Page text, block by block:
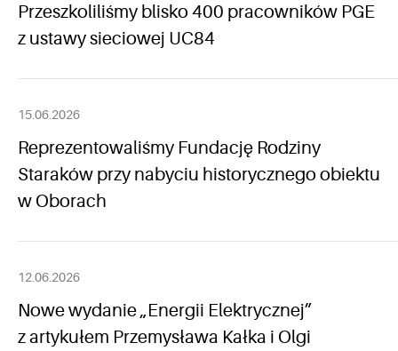
Przeszkoliliśmy blisko 400 pracowników PGE
z ustawy sieciowej UC84
15.06.2026
Reprezentowaliśmy Fundację Rodziny
Staraków przy nabyciu historycznego obiektu
w Oborach
12.06.2026
Nowe wydanie „Energii Elektrycznej”
z artykułem Przemysława Kałka i Olgi